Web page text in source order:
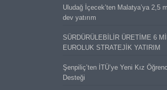
Uludağ İçecek’ten Malatya’ya 2,5
dev yatırım
SÜRDÜRÜLEBİLİR ÜRETİME 6
EUROLUK STRATEJİK YATIRIM
Şenpiliç’ten İTÜ’ye Yeni Kız
Desteği